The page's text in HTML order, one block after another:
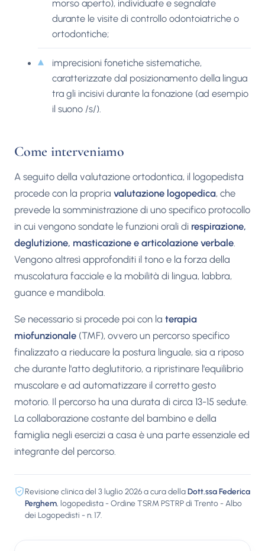
morso aperto), individuate e segnalate
durante le visite di controllo odontoiatriche o
ortodontiche;
imprecisioni fonetiche sistematiche,
caratterizzate dal posizionamento della lingua
tra gli incisivi durante la fonazione (ad esempio
il suono /s/).
Come interveniamo
A seguito della valutazione ortodontica, il logopedista
procede con la propria valutazione logopedica, che
prevede la somministrazione di uno specifico protocollo
in cui vengono sondate le funzioni orali di respirazione,
deglutizione, masticazione e articolazione verbale
Vengono altresì approfonditi il tono e la forza della
muscolatura facciale e la mobilità di lingua, labbra,
guance e mandibola.
Se necessario si procede poi con la terapia
miofunzionale (TMF), ovvero un percorso specifico
finalizzato a rieducare la postura linguale, sia a riposo
che durante l'atto deglutitorio, a ripristinare l'equilibrio
muscolare e ad automatizzare il corretto gesto
motorio. Il percorso ha una durata di circa 13-15 sedute.
La collaborazione costante del bambino e della
famiglia negli esercizi a casa è una parte essenziale ed
integrante del percorso.
Revisione clinica del 3 luglio 2026 a cura dellaDott.ssa Federica
Perghem, logopedista - Ordine TSRM PSTRP di Trento - Albo
dei Logopedisti - n. 17.